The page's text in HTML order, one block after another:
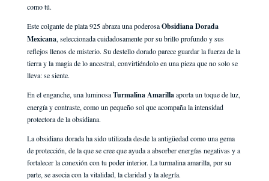
como tú.
Este colgante de plata 925 abraza una poderosaObsidiana Dorada
Mexicana, seleccionada cuidadosamente por su brillo profundo y sus
reflejos llenos de misterio. Su destello dorado parece guardar la fuerza de la
tierra y la magia de lo ancestral, convirtiéndolo en una pieza que no solo se
lleva: se siente.
En el enganche, una luminosaTurmalina Amarillaaporta un toque de luz,
energía y contraste, como un pequeño sol que acompaña la intensidad
protectora de la obsidiana.
La obsidiana dorada ha sido utilizada desde la antigüedad como una gema
de protección, de la que se cree que ayuda a absorber energías negativas y a
fortalecer la conexión con tu poder interior. La turmalina amarilla, por su
parte, se asocia con la vitalidad, la claridad y la alegría.